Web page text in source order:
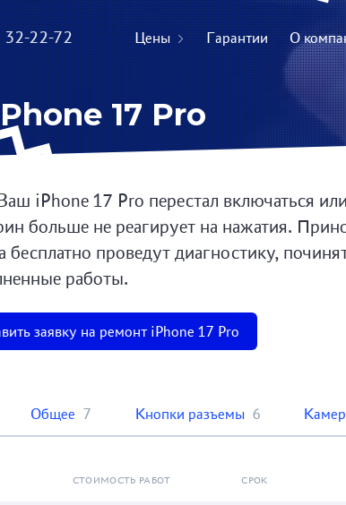
32-22-72 Цены Гарантии О
17 Pro
iPhone 17 Pro перестал включаться
больше не реагирует на нажатия.
бесплатно проведут диагностику,
работы.
заявку на ремонт iPhone 17 Pro
Общее 7 Кнопки разъемы 6
СТОИМОСТЬ РАБОТ СРОК